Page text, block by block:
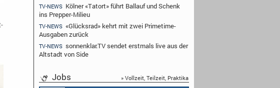
TV-NEWS Kölner «Tatort» führt Ballauf und Schenk
ins Prepper-Milieu
TV-NEWS «Glücksrad» kehrt mit zwei Primetime-
Ausgaben zurück
TV-NEWS sonnenklar.TV sendet erstmals live aus der
Altstadt von Side
Jobs » Vollzeit, Teilzeit, Praktika